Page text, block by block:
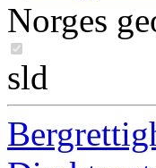
Norges
sld